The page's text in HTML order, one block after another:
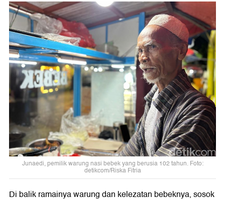
Junaedi, pemilik warung nasi bebek yang berusia 102 tahun. Foto:
detikcom/Riska Fitria
Di balik ramainya warung dan kelezatan bebeknya, sosok